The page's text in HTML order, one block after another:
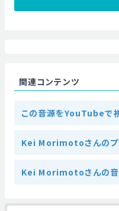
関連コンテンツ
この音源をYouTubeで
Kei Morimotoさんのプ
Kei Morimotoさんの音